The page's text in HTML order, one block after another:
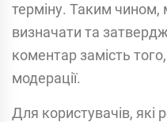
терміну. Таким
визначати та
коментар замість
модерації.
Для користувачів,